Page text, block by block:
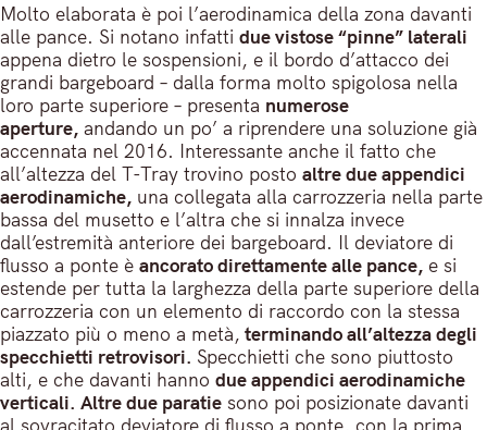
Molto elaborata è poi l’aerodinamica della zona davanti
alle pance. Si notano infatti due vistose “pinne” laterali
appena dietro le sospensioni, e il bordo d’attacco dei
grandi bargeboard – dalla forma molto spigolosa nella
loro parte superiore – presenta numerose
aperture, andando un po’ a riprendere una soluzione già
accennata nel 2016. Interessante anche il fatto che
all’altezza del T-Tray trovino posto altre due appendici
aerodinamiche, una collegata alla carrozzeria nella parte
bassa del musetto e l’altra che si innalza invece
dall’estremità anteriore dei bargeboard. Il deviatore di
flusso a ponte è ancorato direttamente alle pance, e si
estende per tutta la larghezza della parte superiore della
carrozzeria con un elemento di raccordo con la stessa
piazzato più o meno a metà, terminando all’altezza degli
specchietti retrovisori. Specchietti che sono piuttosto
alti, e che davanti hanno due appendici aerodinamiche
verticali. Altre due paratie sono poi posizionate davanti
al sovracitato deviatore di flusso a ponte, con la prima